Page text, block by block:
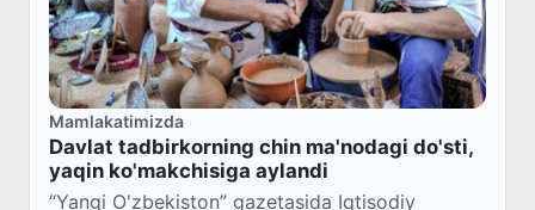
Mamlakatimizda
Davlat tadbirkorning chin ma'nodagi do'sti,
yaqin ko'makchisiga aylandi
“Yangi O'zbekiston” gazetasida Iqtisodiy